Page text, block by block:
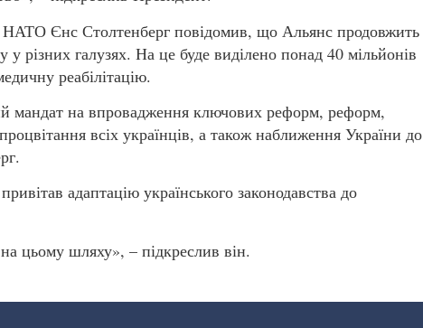
НАТО Єнс Столтенберг повідомив, що Альянс продовжить
різних галузях. На це буде виділено понад 40 мільйонів
реабілітацію.
мандат на впровадження ключових реформ, реформ,
всіх українців, а також наближення України до
адаптацію українського законодавства до
цьому шляху», – підкреслив він.